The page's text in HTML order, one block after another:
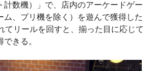
計数機）」で、店内のアーケードゲー
ム、プリ機を除く）を遊んで獲得した
てリールを回すと、揃った目に応じて
できる。